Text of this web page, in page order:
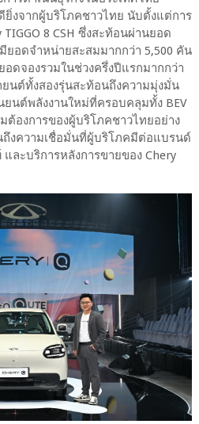
ยิ่งจากผู้บริโภคชาวไทย นับตั้งแต่การ
TIGGO 8 CSH ซึ่งสะท้อนผ่านยอด
ยอดจำหน่ายสะสมมากกว่า 5,500 คัน
ดจองรวมในช่วงครึ่งปีแรกมากกว่า
ยนต์ทั้งสองรุ่นสะท้อนถึงความมุ่งมั่น
ยนต์พลังงานใหม่ที่ครอบคลุมทั้ง BEV
ต้องการของผู้บริโภคชาวไทยอย่าง
งความเชื่อมั่นที่ผู้บริโภคมีต่อแบรนด์
ะบริการหลังการขายของ Chery